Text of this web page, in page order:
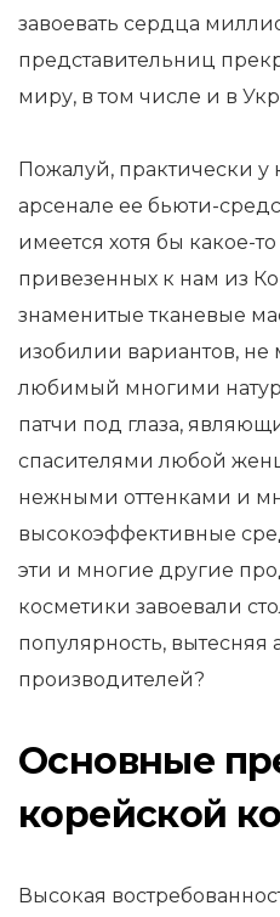
завоевать сердца
представительниц
миру, в том числе и в
Пожалуй, практически
арсенале ее бьюти-
имеется хотя бы какое-
привезенных к нам из
знаменитые тканевые
изобилии вариантов, не
любимый многими
патчи под глаза,
спасителями любой
нежными оттенками и
высокоэффективные
эти и многие другие
косметики завоевали
популярность, вытесняя
производителей?
Основные
корейской
Высокая